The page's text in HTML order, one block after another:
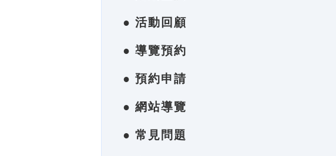
● 活動回顧
● 導覽預約
● 預約申請
● 網站導覽
● 常見問題